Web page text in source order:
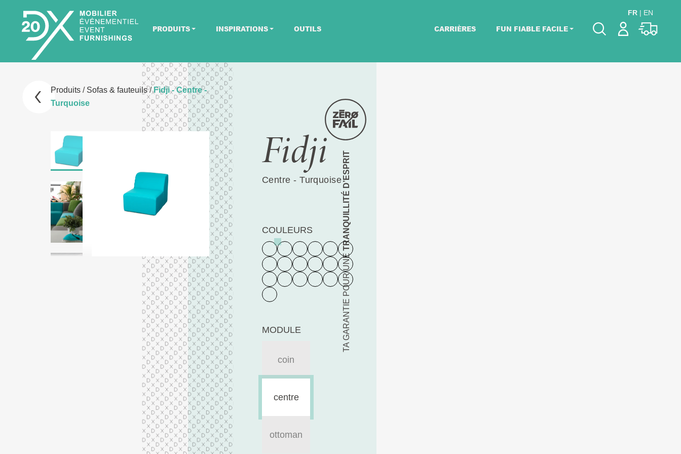
PRODUITS INSPIRATIONS OUTILS CARRIÈRES FUN FIABLE FACILE
FR| EN
Produits / Sofas & fauteuils/Fidji - Centre -
Turquoise
TA GARANTIE POUR UNE
TRANQUILLITÉ D’ESPRIT
Fidji
Centre - Turquoise
COULEURS
MODULE
coin
centre
ottoman